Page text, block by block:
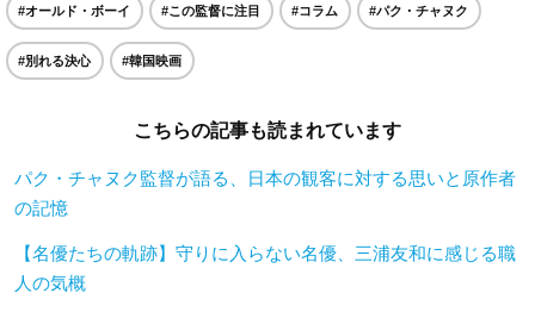
#オールド・ボーイ #この監督に注目 #コラム #パク・チャヌク
#別れる決心 #韓国映画
こちらの記事も読まれています
パク・チャヌク監督が語る、日本の観客に対する思いと原作者
の記憶
【名優たちの軌跡】守りに入らない名優、三浦友和に感じる職
人の気概